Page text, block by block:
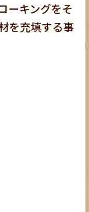
ーキングをそ
を充填する事